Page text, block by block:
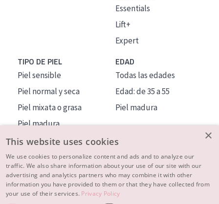
Essentials
Lift+
Expert
TIPO DE PIEL
Piel sensible
Piel normal y seca
Piel mixata o grasa
Piel madura
Piel expuesta al sol
Piel menopáusica
EDAD
Todas las edades
Edad: de 35 a 55
Piel madura
MÁS SOBRE NOSOTROS
INSPIRACIÓN
×
This website uses cookies
We use cookies to personalize content and ads and to analyze our
traffic. We also share information about your use of our site with our
advertising and analytics partners who may combine it with other
information you have provided to them or that they have collected from
your use of their services. Privacy Policy